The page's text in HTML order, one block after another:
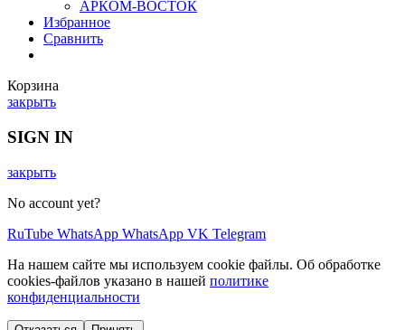
АРКОМ-ВОСТОК
Избранное
Сравнить
Корзина
закрыть
SIGN IN
закрыть
No account yet?
RuTube WhatsApp WhatsApp VK Telegram
На нашем сайте мы используем cookie файлы. Об обработке
cookies-файлов указано в нашей политике
конфиденциальности